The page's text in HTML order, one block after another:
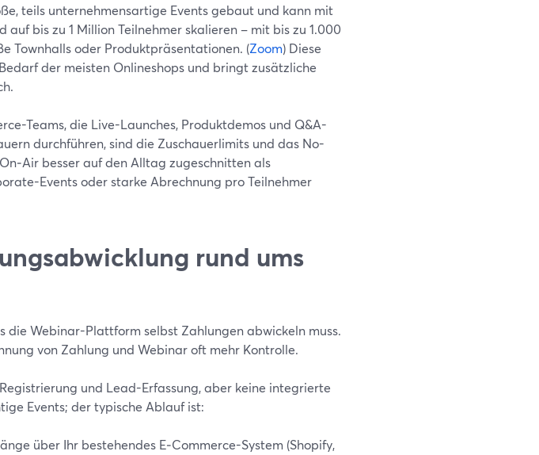
teils unternehmensartige Events gebaut und kann mit
auf bis zu 1 Million Teilnehmer skalieren – mit bis zu 1.000
Townhalls oder Produktpräsentationen. (Zoom) Diese
der meisten Onlineshops und bringt zusätzliche
Teams, die Live-Launches, Produktdemos und Q&A-
durchführen, sind die Zuschauerlimits und das No-
besser auf den Alltag zugeschnitten als
Events oder starke Abrechnung pro Teilnehmer
rund ums
die Webinar-Plattform selbst Zahlungen abwickeln muss.
von Zahlung und Webinar oft mehr Kontrolle.
und Lead-Erfassung, aber keine integrierte
Events; der typische Ablauf ist:
über Ihr bestehendes E‑Commerce-System (Shopify,